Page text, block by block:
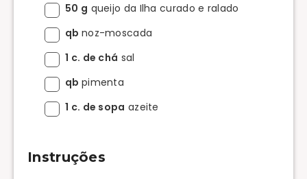
50 g queijo da Ilha curado e ralado
qb noz-moscada
1 c. de chá sal
qb pimenta
1 c. de sopa azeite
Instruções